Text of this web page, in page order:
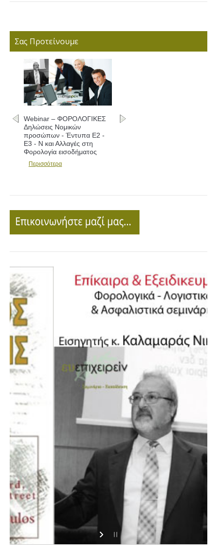
Σας Προτείνουμε
Webinar – ΦΟΡΟΛΟΓΙΚΕΣ
Δηλώσεις Νομικών
προσώπων - Έντυπα Ε2 -
Ε3 - Ν και Αλλαγές στη
Φορολογία εισοδήματος
Περισσότερα